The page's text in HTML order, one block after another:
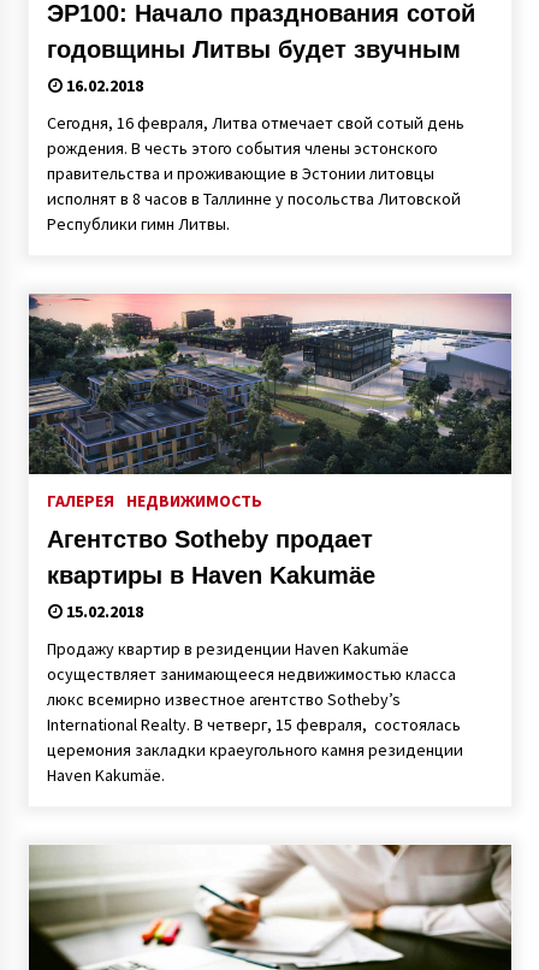
ЭР100: Начало празднования сотой
годовщины Литвы будет звучным
16.02.2018
Сегодня, 16 февраля, Литва отмечает свой сотый день
рождения. В честь этого события члены эстонского
правительства и проживающие в Эстонии литовцы
исполнят в 8 часов в Таллинне у посольства Литовской
Республики гимн Литвы.
ГАЛЕРЕЯ НЕДВИЖИМОСТЬ
Агентство Sotheby продает
квартиры в Haven Kakumäe
15.02.2018
Продажу квартир в резиденции Haven Kakumäe
осуществляет занимающееся недвижимостью класса
люкс всемирно известное агентство Sotheby’s
International Realty. В четверг, 15 февраля, состоялась
церемония закладки краеугольного камня резиденции
Haven Kakumäe.